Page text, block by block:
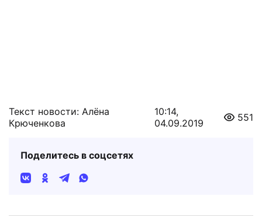
Текст новости: Алёна
Крюченкова
10:14,
04.09.2019
551
Поделитесь в соцсетях